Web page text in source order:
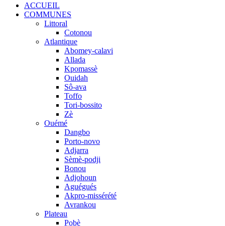
ACCUEIL
COMMUNES
Littoral
Cotonou
Atlantique
Abomey-calavi
Allada
Kpomassè
Ouidah
Sô-ava
Toffo
Tori-bossito
Zè
Ouémé
Dangbo
Porto-novo
Adjarra
Sèmè-podji
Bonou
Adjohoun
Aguégués
Akpro-missérété
Avrankou
Plateau
Pobè